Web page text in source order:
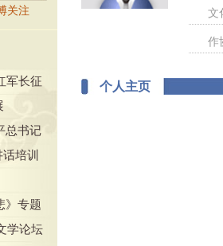
关注
军长征
总书记
培训
》专题
学论坛
文
作
个人主页